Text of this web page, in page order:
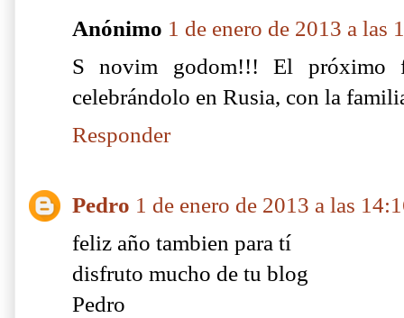
Anónimo 1 de enero de 2013 a las
S novim godom!!! El próximo
celebrándolo en Rusia, con la
Responder
Pedro 1 de enero de 2013 a las
feliz año tambien para tí
disfruto mucho de tu blog
Pedro